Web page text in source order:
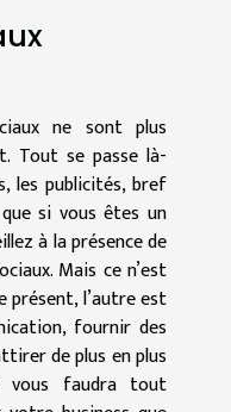
ne sont plus
Tout se passe là-
les publicités, bref
si vous êtes un
à la présence de
Mais ce n’est
présent, l’autre est
fournir des
de plus en plus
vous faudra tout